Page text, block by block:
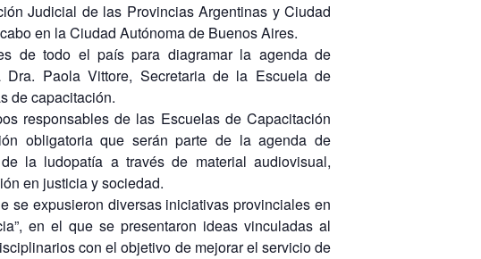
Judicial de las Provincias Argentinas y Ciudad
en la Ciudad Autónoma de Buenos Aires.
de todo el país para diagramar la agenda de
Paola Vittore, Secretaria de la Escuela de
de capacitación.
responsables de las Escuelas de Capacitación
obligatoria que serán parte de la agenda de
la ludopatía a través de material audiovisual,
en justicia y sociedad.
se expusieron diversas iniciativas provinciales en
en el que se presentaron ideas vinculadas al
con el objetivo de mejorar el servicio de